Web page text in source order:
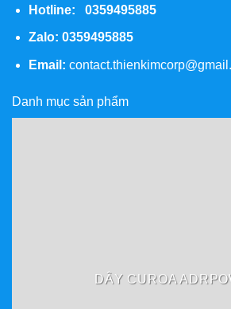
Hotline: 0359495885
Zalo: 0359495885
Email:
Danh mục sản phẩm
DÂY CUROA